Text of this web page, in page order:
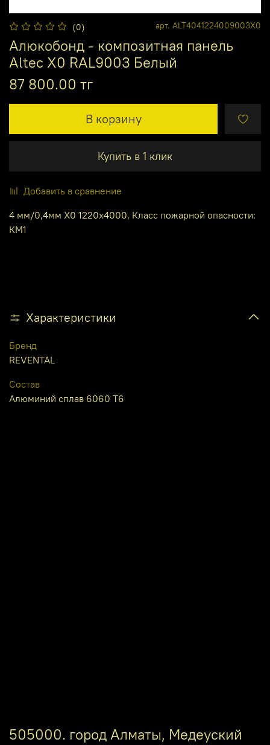
(0) арт. ALT4041224009003X0
Алюкобонд - композитная панель
Altec X0 RAL9003 Белый
87 800.00 тг
В корзину
Купить в 1 клик
Добавить в сравнение
4 мм/0,4мм X0 1220х4000, Класс пожарной опасности:
КМ1
Характеристики
Бренд
REVENTAL
Состав
Алюминий сплав 6060 Т6
505000. город Алматы, Медеуский